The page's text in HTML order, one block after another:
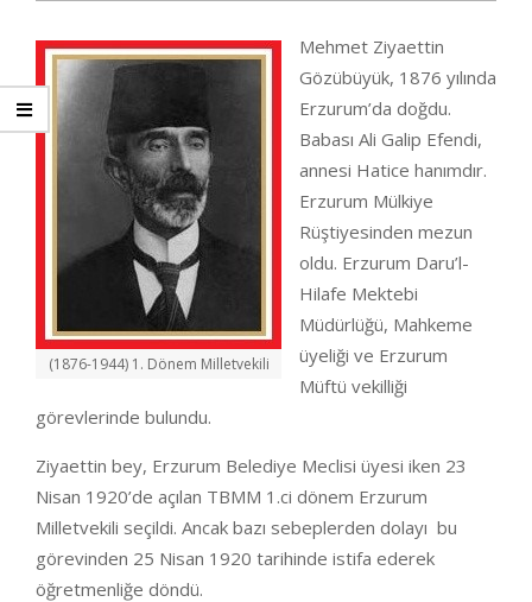
(1876-1944) 1. Dönem Milletvekili
Mehmet Ziyaettin
Gözübüyük, 1876 yılında
Erzurum’da doğdu.
Babası Ali Galip Efendi,
annesi Hatice hanımdır.
Erzurum Mülkiye
Rüştiyesinden mezun
oldu. Erzurum Daru’l-
Hilafe Mektebi
Müdürlüğü, Mahkeme
üyeliği ve Erzurum
Müftü vekilliği
görevlerinde bulundu.
Ziyaettin bey, Erzurum Belediye Meclisi üyesi iken 23
Nisan 1920’de açılan TBMM 1.ci dönem Erzurum
Milletvekili seçildi. Ancak bazı sebeplerden dolayı bu
görevinden 25 Nisan 1920 tarihinde istifa ederek
öğretmenliğe döndü.